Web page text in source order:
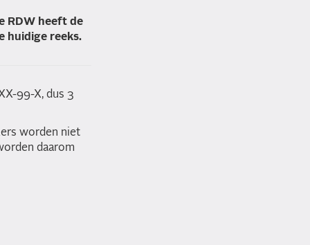
RDW heeft de
huidige reeks.
99-X, dus 3
worden niet
daarom